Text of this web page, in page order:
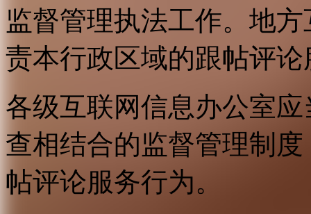
监督管理执法工作。地
责本行政区域的跟帖评
各级互联网信息办公室
查相结合的监督管理制
帖评论服务行为。